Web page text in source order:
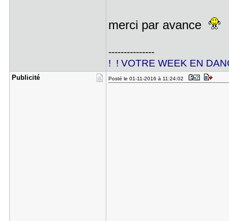
merci par avance
---------------
! ! VOTRE WEEK EN
Publicité Posté le 01-11-2016 à 11:24:02